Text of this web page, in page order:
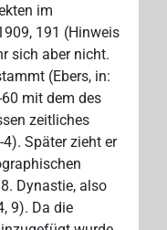
im
191 (Hinweis
sich aber nicht.
(Ebers, in:
mit dem des
zeitliches
Später zieht er
Dynastie, also
9). Da die